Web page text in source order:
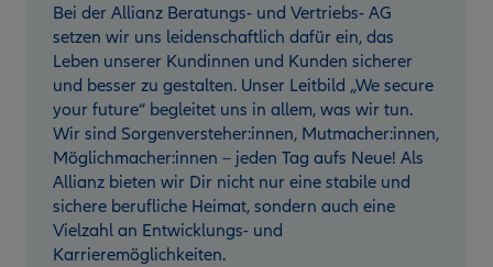
Bei der Allianz Beratungs- und Vertriebs- AG
setzen wir uns leidenschaftlich dafür ein, das
Leben unserer Kundinnen und Kunden sicherer
und besser zu gestalten. Unser Leitbild „We secure
your future“ begleitet uns in allem, was wir tun.
Wir sind Sorgenversteher:innen, Mutmacher:innen,
Möglichmacher:innen – jeden Tag aufs Neue! Als
Allianz bieten wir Dir nicht nur eine stabile und
sichere berufliche Heimat, sondern auch eine
Vielzahl an Entwicklungs- und
Karrieremöglichkeiten.